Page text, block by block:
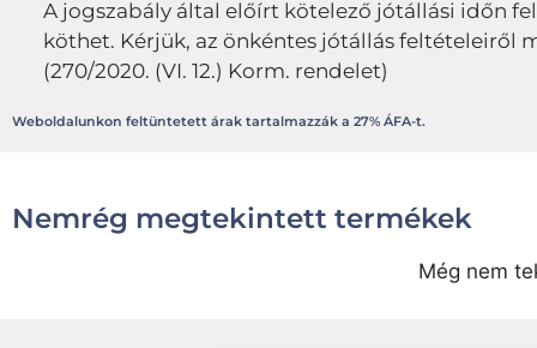
A jogszabály által előírt kötelező jótállási időn
köthet. Kérjük, az önkéntes jótállás feltételeiről
(270/2020. (VI. 12.) Korm. rendelet)
Weboldalunkon feltüntetett árak tartalmazzák a 27% ÁFA-t.
Nemrég megtekintett termékek
Még nem